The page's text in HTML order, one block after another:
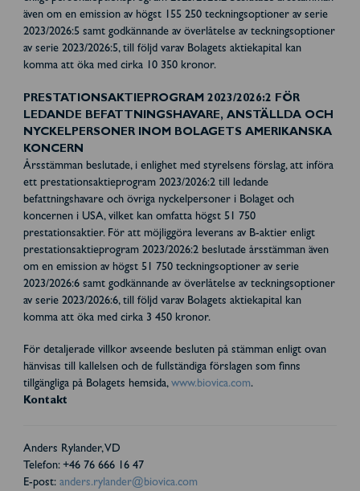
även om en emission av högst 155 250 teckningsoptioner av serie
2023/2026:5 samt godkännande av överlåtelse av teckningsoptioner
av serie 2023/2026:5, till följd varav Bolagets aktiekapital kan
komma att öka med cirka 10 350 kronor.
PRESTATIONSAKTIEPROGRAM 2023/2026:2 FÖR
LEDANDE BEFATTNINGSHAVARE, ANSTÄLLDA OCH
NYCKELPERSONER INOM BOLAGETS AMERIKANSKA
KONCERN
Årsstämman beslutade, i enlighet med styrelsens förslag, att införa
ett prestationsaktieprogram 2023/2026:2 till ledande
befattningshavare och övriga nyckelpersoner i Bolaget och
koncernen i USA, vilket kan omfatta högst 51 750
prestationsaktier. För att möjliggöra leverans av B-aktier enligt
prestationsaktieprogram 2023/2026:2 beslutade årsstämman även
om en emission av högst 51 750 teckningsoptioner av serie
2023/2026:6 samt godkännande av överlåtelse av teckningsoptioner
av serie 2023/2026:6, till följd varav Bolagets aktiekapital kan
komma att öka med cirka 3 450 kronor.
För detaljerade villkor avseende besluten på stämman enligt ovan
hänvisas till kallelsen och de fullständiga förslagen som finns
tillgängliga på Bolagets hemsida, www.biovica.com.
Kontakt
Anders Rylander, VD
Telefon: +46 76 666 16 47
E-post: anders.rylander@biovica.com